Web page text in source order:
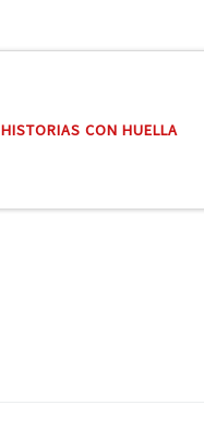
HISTORIAS CON HUELLA